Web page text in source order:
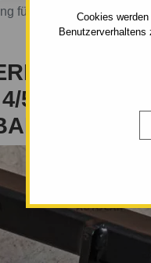
Cookies
für Mazda 626 - GF - 4/
5 TÜR. -